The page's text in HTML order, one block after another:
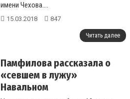
имени Чехова....
15.03.2018 847
Читать далее
Памфилова рассказала о
«севшем в лужу»
Навальном